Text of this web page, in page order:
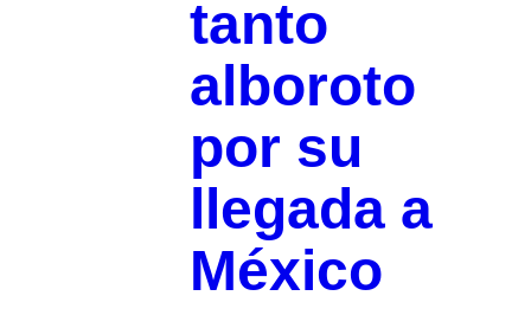
tanto
alboroto
por su
llegada a
México